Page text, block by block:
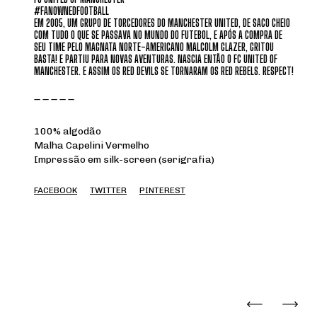
#FANOWNEDFOOTBALL
EM 2005, UM GRUPO DE TORCEDORES DO MANCHESTER UNITED, DE SACO CHEIO
COM TUDO O QUE SE PASSAVA NO MUNDO DO FUTEBOL, E APÓS A COMPRA DE
SEU TIME PELO MAGNATA NORTE-AMERICANO MALCOLM GLAZER, GRITOU
BASTA! E PARTIU PARA NOVAS AVENTURAS. NASCIA ENTÃO O FC UNITED OF
MANCHESTER. E ASSIM OS RED DEVILS SE TORNARAM OS RED REBELS. RESPECT!
100% algodão
Malha Capelini Vermelho
Impressão em silk-screen (serigrafia)
FACEBOOK TWITTER PINTEREST